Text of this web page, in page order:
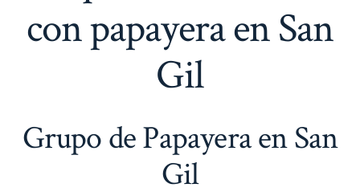
con papayera en San
Gil
Grupo de Papayera en San
Gil